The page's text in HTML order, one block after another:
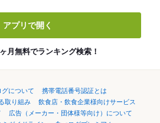
アプリで開く
月無料でランキング検索！
グについて
携帯電話番号認証とは
取り組み
飲食店・飲食企業様向けサービス
広告（メーカー・団体様等向け）について